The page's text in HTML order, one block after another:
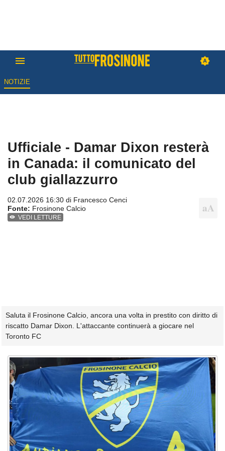
NOTIZIE
Ufficiale - Damar Dixon resterà
in Canada: il comunicato del
club giallazzurro
02.07.2026 16:30 di Francesco Cenci
Fonte: Frosinone Calcio
VEDI LETTURE
Saluta il Frosinone Calcio, ancora una volta in prestito con diritto di
riscatto Damar Dixon. L'attaccante continuerà a giocare nel
Toronto FC